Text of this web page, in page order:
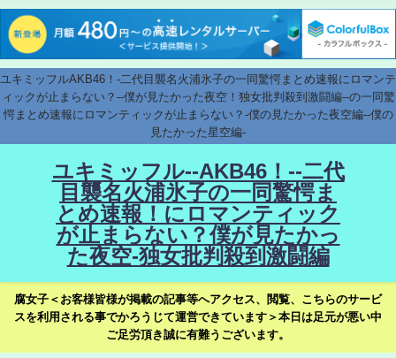
ユキミッフルAKB46！-二代目襲名火浦氷子の一同驚愕まとめ速報にロマンテ
ィックが止まらない？--僕が見たかった夜空！独女批判殺到激闘編--の一同驚
愕まとめ速報にロマンティックが止まらない？-僕の見たかった夜空編--僕の
見たかった星空編-
ユキミッフル--AKB46！--二代
目襲名火浦氷子の一同驚愕ま
とめ速報！にロマンティック
が止まらない？僕が見たかっ
た夜空-独女批判殺到激闘編
腐女子＜お客様皆様が掲載の記事等へアクセス、閲覧、こちらのサービ
スを利用される事でかろうじて運営できています＞本日は足元が悪い中
ご足労頂き誠に有難うございます。